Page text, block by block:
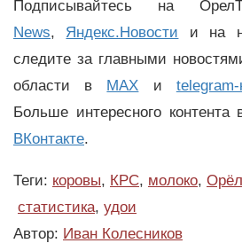
Подписывайтесь на
News, Яндекс.Новости и на
следите за главными
области в MAX и
Больше интересного
ВКонтакте.
Теги: коровы, КРС, молоко,
статистика, удои
Автор: Иван Колесников